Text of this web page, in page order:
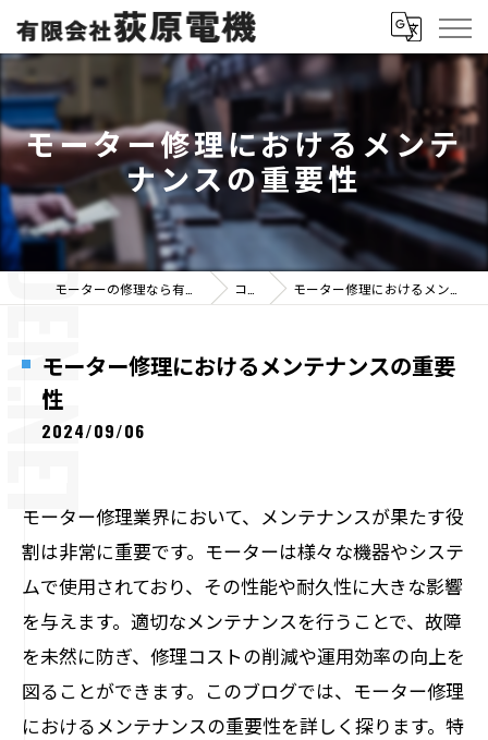
モーター修理におけるメンテ
ナンスの重要性
コラム モーター修理におけるメンテナンスの重要性
モーター修理におけるメンテナンスの重要
性
2024/09/06
モーター修理業界において、メンテナンスが果たす役
割は非常に重要です。モーターは様々な機器やシステ
ムで使用されており、その性能や耐久性に大きな影響
を与えます。適切なメンテナンスを行うことで、故障
を未然に防ぎ、修理コストの削減や運用効率の向上を
図ることができます。このブログでは、モーター修理
におけるメンテナンスの重要性を詳しく探ります。特